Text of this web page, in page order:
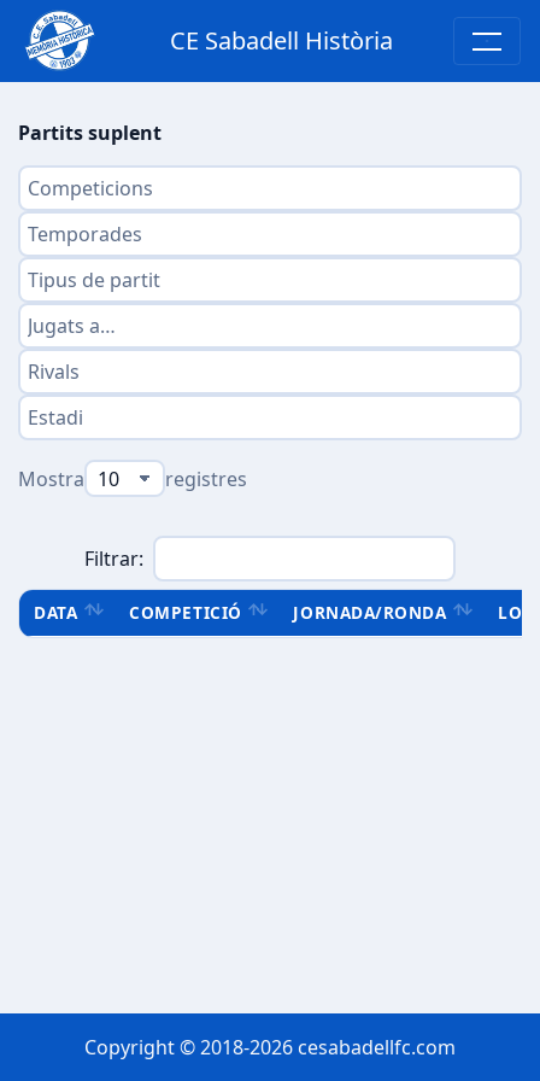
CE Sabadell Història
Partits suplent
Mostra registres
Filtrar:
DATA COMPETICIÓ JORNADA/RONDA
Copyright © 2018-2026 cesabadellfc.com